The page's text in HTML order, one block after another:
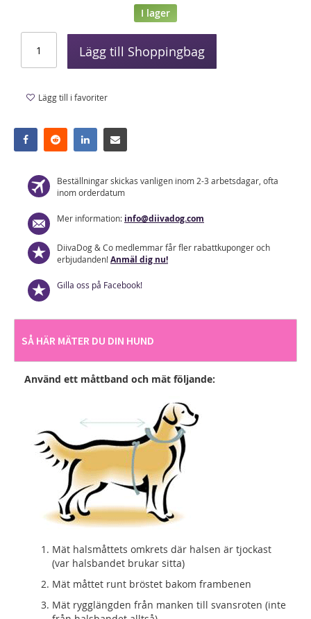
Beställningar skickas vanligen inom 2-3 arbetsdagar, ofta
inom orderdatum
Mer information: info@diivadog.com
DiivaDog & Co medlemmar får fler rabattkuponger och
erbjudanden!Anmäl dig nu!
Gilla oss på Facebook!
I lager
Lägg till Shoppingbag
Lägg till i favoriter
SÅ HÄR MÄTER DU DIN HUND
Använd ett måttband och mät följande:
Mät halsmåttets omkrets där halsen är tjockast
(var halsbandet brukar sitta)
Mät måttet runt bröstet bakom frambenen
Mät rygglängden från manken till svansroten (inte